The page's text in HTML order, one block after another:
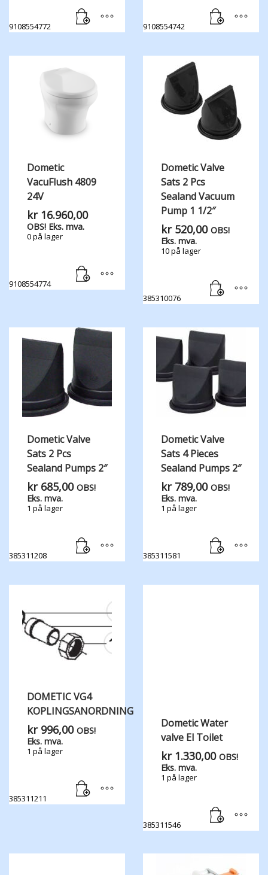
9108554772 9108554742
Dometic
VacuFlush 4809
24V
kr16.960,00
OBS! Eks. mva.
0 på lager
9108554774
Dometic Valve
Sats 2 Pcs
Sealand Vacuum
Pump 1 1/2″
kr520,00 OBS!
Eks. mva.
10 på lager
385310076
Dometic Valve
Sats 2 Pcs
Sealand Pumps 2″
kr685,00 OBS!
Eks. mva.
1 på lager
385311208
Dometic Valve
Sats 4 Pieces
Sealand Pumps 2″
kr789,00 OBS!
Eks. mva.
1 på lager
385311581
DOMETIC VG4
KOPLINGSANORDNING
kr996,00 OBS!
Eks. mva.
1 på lager
385311211
Dometic Water
valve El Toilet
kr1.330,00 OBS!
Eks. mva.
1 på lager
385311546